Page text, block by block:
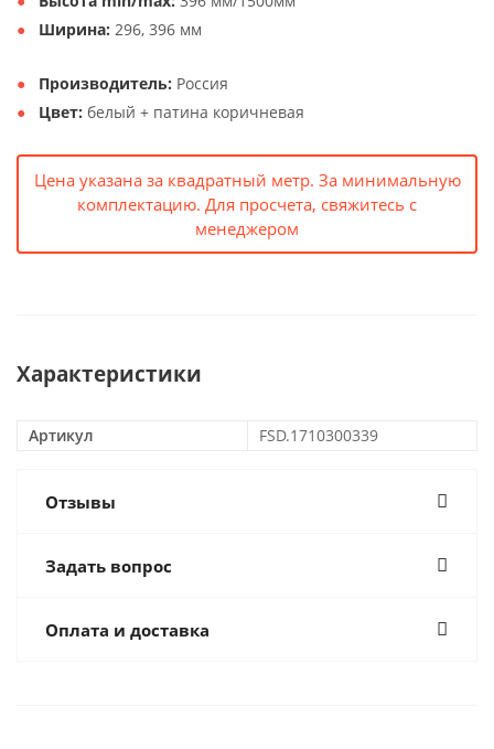
Ширина: 296, 396 мм
Производитель: Россия
Цвет: белый + патина коричневая
Цена указана за квадратный метр. За минимальную
комплектацию. Для просчета, свяжитесь с
менеджером
Характеристики
Артикул FSD.1710300339
Отзывы
Задать вопрос
Оплата и доставка